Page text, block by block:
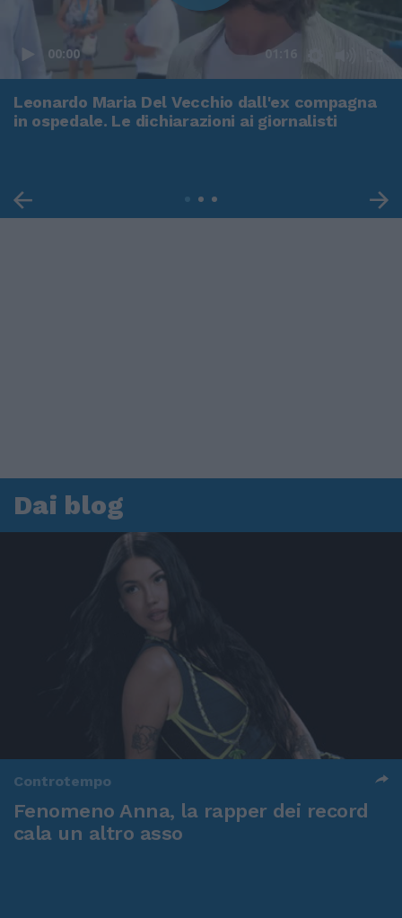
00:00 01:16
Leonardo Maria Del Vecchio dall'ex compagna
in ospedale. Le dichiarazioni ai giornalisti
Dai blog
Controtempo
Fenomeno Anna, la rapper dei record
cala un altro asso